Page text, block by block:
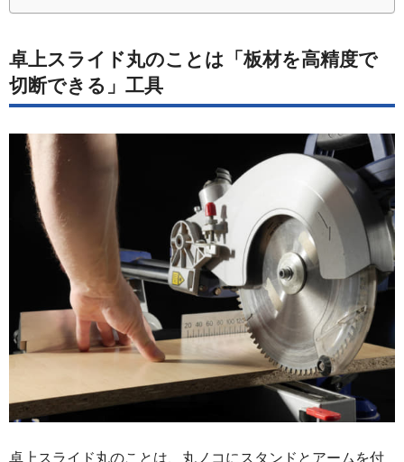
卓上スライド丸のことは「板材を高精度で
切断できる」工具
卓上スライド丸のことは、丸ノコにスタンドとアームを付